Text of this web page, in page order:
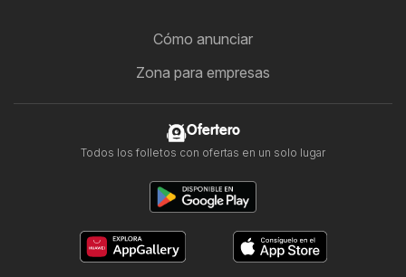
Cómo anunciar
Zona para empresas
Ofertero
Todos los folletos con ofertas en un solo lugar